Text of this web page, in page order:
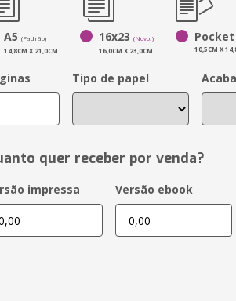
A5(Padrão)
14,8CM X 21,0CM
16x23(Novo!)
16,0CM X 23,0CM
Pocket
10,5CM X
Tipo de papel
quer receber por venda?
impressa Versão ebook